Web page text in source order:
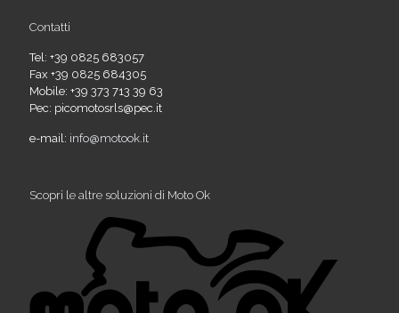
Contatti
Tel: +39 0825 683057
Fax +39 0825 684305
Mobile: +39 373 713 39 63
Pec: picomotosrls@pec.it
e-mail: info@motook.it
Scopri le altre soluzioni di Moto Ok